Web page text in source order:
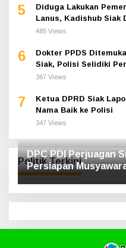
5
Diduga Lakukan
Lanus, Kadishub Siak
485 Views
6
Dokter PPDS
Siak, Polisi Selidiki
367 Views
7
Ketua DPRD Siak
Nama Baik ke Polisi
347 Views
Politik Terkini
DPC PDI Perjuagan
Persiapan
Luxe